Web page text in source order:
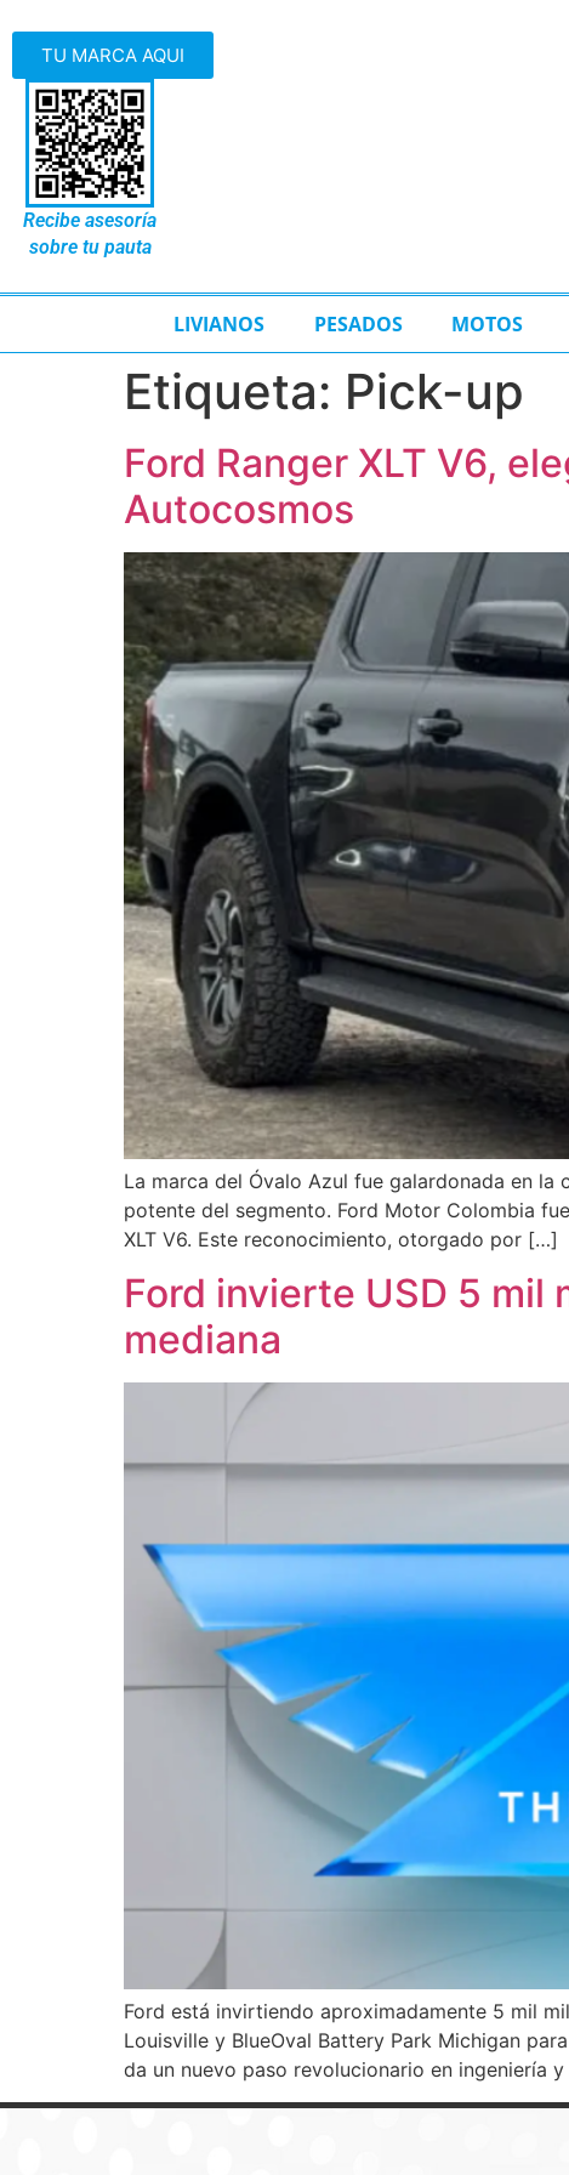
TU MARCA AQUI
Recibe asesoría
sobre tu pauta
LIVIANOS PESADOS MOTOS
Etiqueta: Pick-up
Ford Ranger XLT V6,
Autocosmos
La marca del Óvalo Azul fue galardonada en
potente del segmento. Ford Motor Colombia
XLT V6. Este reconocimiento, otorgado por […]
Ford invierte USD 5
mediana
Ford está invirtiendo aproximadamente 5 mil
Louisville y BlueOval Battery Park Michigan
da un nuevo paso revolucionario en ingeniería